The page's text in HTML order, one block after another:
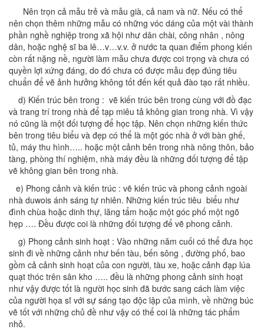
Nên trọn cả mẫu trẻ và mẫu già, cả nam và nữ. Nếu có thể
nên chọn thêm những mẫu có những vóc dáng của một vài thành
phần nghề nghiệp trong xã hội như dân chài, công nhân , nông
dân, hoặc nghệ sĩ ba lê…v…v.v. ở nước ta quan điểm phong kiến
còn rất nặng nề, người làm mẫu chưa được coi trọng và chưa có
quyền lợi xứng đáng, do đó chưa có được mẫu đẹp đúng tiêu
chuẩn để vẽ ảnh hưởng không tốt đến kết quả đào tạo rất nhiều.
d) Kiến trúc bên trong : vẽ kiến trúc bên trong cùng với đồ đạc
và trang trí trong nhà để tạp miêu tả không gian trong nhà. Vì vậy
nó cũng là một đối tượng để học tập. Nên chọn những kiến thức
bên trong tiêu biểu và đẹp có thể là một góc nhà ở với bàn ghế,
tủ, máy thu hình….. hoặc một cảnh bên trong nhà nông thôn, bảo
tàng, phòng thí nghiệm, nhà máy đều là những đối tượng để tập
vẽ không gian bên trong nhà.
e) Phong cảnh và kiến trúc : vẽ kiến trúc và phong cảnh ngoài
nhà duwois ánh sáng tự nhiên. Những kiến trúc tiêu biểu như
đình chùa hoặc dinh thự, lăng tẩm hoặc một góc phố một ngõ
hẹp …. Đều được coi là những đối tượng để vẽ phong cảnh.
g) Phong cảnh sinh hoạt : Vào những năm cuối có thể đưa học
sinh đi về những cảnh như bến tàu, bến sông , đường phố, bao
gồm cả cảnh sinh hoạt của con người, tàu xe, hoặc cảnh đạp lúa
quạt thóc trên sân kho ….. đều là những phong cảnh sinh hoạt
như vậy được tốt là người học sinh đã bước sang cách làm việc
của người họa sĩ với sự sáng tạo độc lập của mình, về những búc
vẽ tốt với những chủ đề như vậy có thể coi là những tác phẩm
nhỏ.